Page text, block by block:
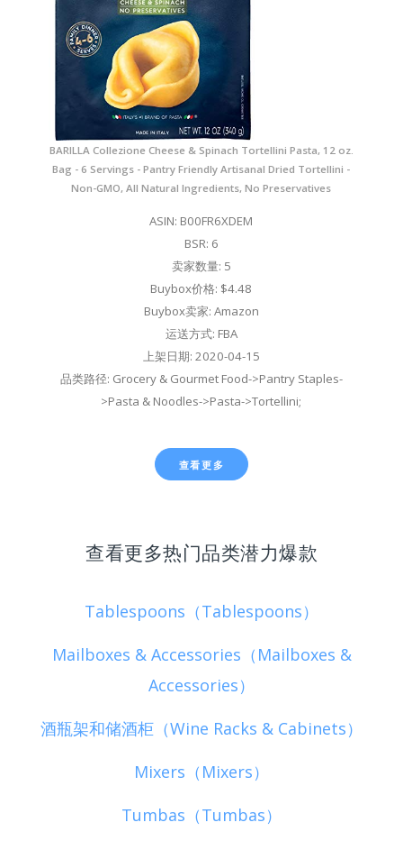
BARILLA Collezione Cheese & Spinach Tortellini Pasta, 12 oz.
Bag - 6 Servings - Pantry Friendly Artisanal Dried Tortellini -
Non-GMO, All Natural Ingredients, No Preservatives
ASIN: B00FR6XDEM
BSR: 6
卖家数量: 5
Buybox价格: $4.48
Buybox卖家: Amazon
运送方式: FBA
上架日期: 2020-04-15
品类路径: Grocery & Gourmet Food->Pantry Staples-
>Pasta & Noodles->Pasta->Tortellini;
查看更多
查看更多热门品类潜力爆款
Tablespoons（Tablespoons）
Mailboxes & Accessories（Mailboxes &
Accessories）
酒瓶架和储酒柜（Wine Racks & Cabinets）
Mixers（Mixers）
Tumbas（Tumbas）